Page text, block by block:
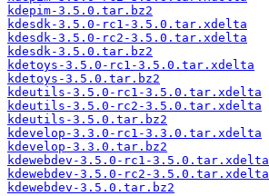
kdepim-3.5.0.tar.bz2
kdesdk-3.5.0-rc1-3.5.0.tar.xdelta
kdesdk-3.5.0-rc2-3.5.0.tar.xdelta
kdesdk-3.5.0.tar.bz2
kdetoys-3.5.0-rc1-3.5.0.tar.xdelta
kdetoys-3.5.0.tar.bz2
kdeutils-3.5.0-rc1-3.5.0.tar.xdelta
kdeutils-3.5.0-rc2-3.5.0.tar.xdelta
kdeutils-3.5.0.tar.bz2
kdevelop-3.3.0-rc1-3.3.0.tar.xdelta
kdevelop-3.3.0.tar.bz2
kdewebdev-3.5.0-rc1-3.5.0.tar.xdelta
kdewebdev-3.5.0-rc2-3.5.0.tar.xdelta
kdewebdev-3.5.0.tar.bz2